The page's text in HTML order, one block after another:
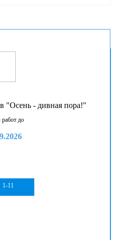
"Осень - дивная пора!"
до
1-11